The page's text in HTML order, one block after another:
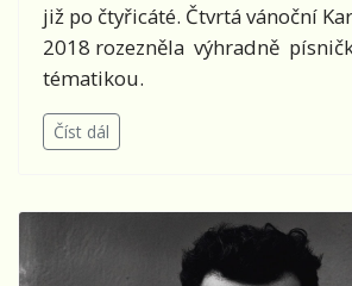
již po čtyřicáté. Čtvrtá vánoční
2018 rozezněla výhradně
tématikou.
Číst dál